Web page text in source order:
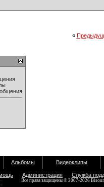
«
Альбомы Видеоклипы
Администрация Служба
Все права защищены © 2007-2026